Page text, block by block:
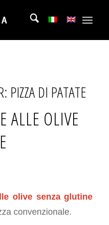
PIZZA DI PATATE
ALLE OLIVE
olive senza glutine
convenzionale.